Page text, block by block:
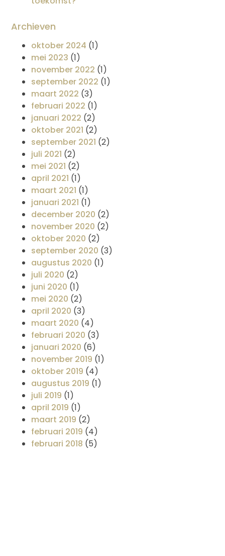
Archieven
oktober 2024 (1)
mei 2023 (1)
november 2022 (1)
september 2022 (1)
maart 2022 (3)
februari 2022 (1)
januari 2022 (2)
oktober 2021 (2)
september 2021 (2)
juli 2021 (2)
mei 2021 (2)
april 2021 (1)
maart 2021 (1)
januari 2021 (1)
december 2020 (2)
november 2020 (2)
oktober 2020 (2)
september 2020 (3)
augustus 2020 (1)
juli 2020 (2)
juni 2020 (1)
mei 2020 (2)
april 2020 (3)
maart 2020 (4)
februari 2020 (3)
januari 2020 (6)
november 2019 (1)
oktober 2019 (4)
augustus 2019 (1)
juli 2019 (1)
april 2019 (1)
maart 2019 (2)
februari 2019 (4)
februari 2018 (5)